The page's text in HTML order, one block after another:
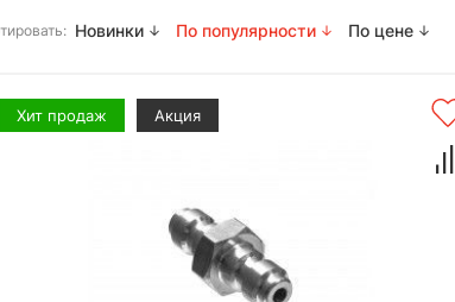
Новинки По популярности По цене
Хит продаж Акция